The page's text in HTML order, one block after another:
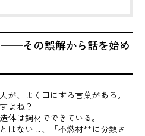
その誤解から話を始め
が、よく口にする言葉がある。
よね？」
体は鋼材でできている。
はないし、「不燃材**に分類さ